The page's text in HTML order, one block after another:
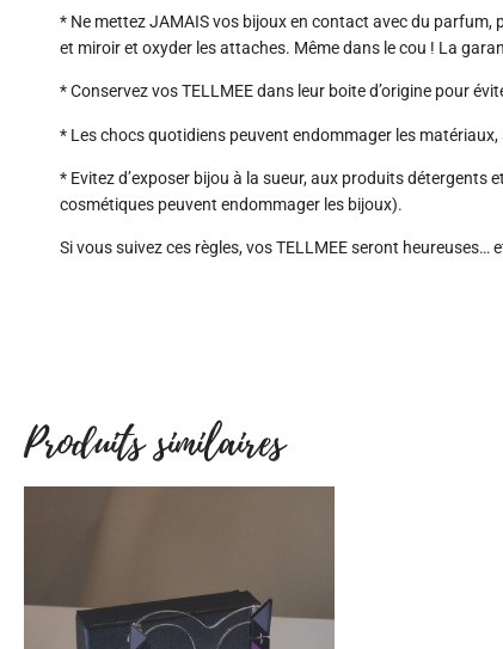
* Ne mettez JAMAIS vos bijoux en contact avec du parfum,
et miroir et oxyder les attaches. Même dans le cou ! La
* Conservez vos TELLMEE dans leur boite d’origine pour
* Les chocs quotidiens peuvent endommager les
* Evitez d’exposer bijou à la sueur, aux produits
cosmétiques peuvent endommager les bijoux).
Si vous suivez ces règles, vos TELLMEE seront heureuses…
Produits similaires
Merci pour